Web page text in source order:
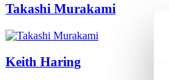
Takashi Murakami
Keith Haring